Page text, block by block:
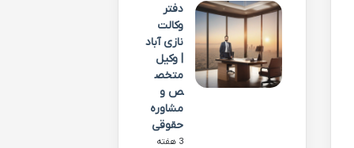
دفتر
وکالت
نازی آباد
| وکیل
متخص
ص و
مشاوره
حقوقی
3 هفته